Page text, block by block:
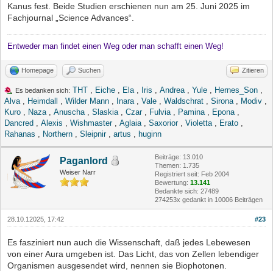
Kanus fest. Beide Studien erschienen nun am 25. Juni 2025 im
Fachjournal „Science Advances“.
Entweder man findet einen Weg oder man schafft einen Weg!
Homepage Suchen Zitieren
Es bedanken sich: THT Eiche Ela Iris Andrea Yule Hernes_Son
Alva
Heimdall Wilder Mann Inara Vale Waldschrat Sirona Modiv
Kuro
Naza Anuscha Slaskia Czar, Fulvia Pamina Epona
Dancred
Alexis Wishmaster, Aglaia Saxorior, Violetta Erato
Rahanas
Northern Sleipnir, artus huginn
Paganlord
Weiser Narr
Beiträge: 13.010
Themen: 1.735
Registriert seit: Feb 2004
Bewertung: 13.141
Bedankte sich: 27489
274253x gedankt in 10006 Beiträgen
#23
28.10.12025, 17:42
Es fasziniert nun auch die Wissenschaft, daß jedes Lebewesen
von einer Aura umgeben ist. Das Licht, das von Zellen lebendiger
Organismen ausgesendet wird, nennen sie Biophotonen.